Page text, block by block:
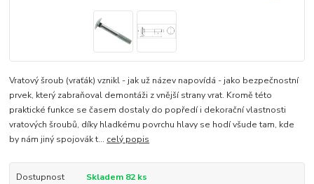
Vratový šroub (vraťák) vznikl - jak už název napovídá - jako bezpečnostní
prvek, který zabraňoval demontáži z vnější strany vrat. Kromě této
praktické funkce se časem dostaly do popředí i dekorační vlastnosti
vratových šroubů, díky hladkému povrchu hlavy se hodí všude tam, kde
by nám jiný spojovák t... celý popis
Dostupnost Skladem 82 ks